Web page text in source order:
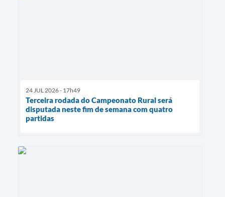
24 JUL 2026 - 17h49
Terceira rodada do Campeonato Rural será
disputada neste fim de semana com quatro
partidas